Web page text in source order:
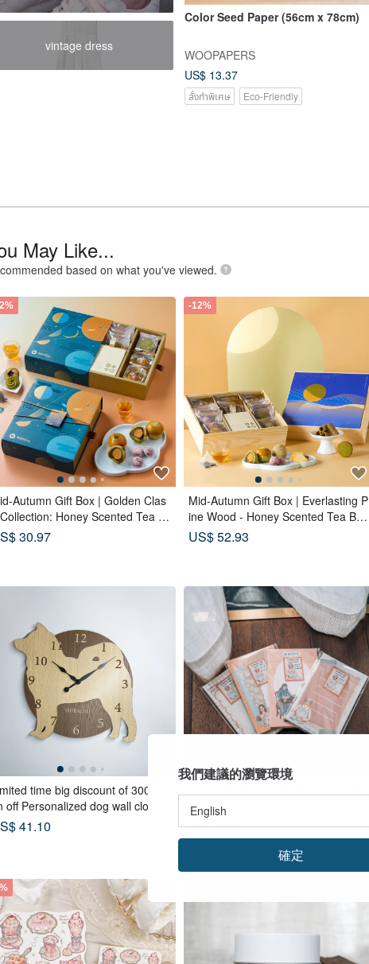
vintage dress
Color Seed Paper (56cm x 78cm)
WOOPAPERS
US$ 13.37
สั่งทำพิเศษ Eco-Friendly
May Like...
based on what you've viewed.
Autumn Gift Box | Golden Clas
Honey Scented Tea B
x Double Tea Yolk Pastry x 12
Biscuits - Lunar Blue
30.97
-12%
Mid-Autumn Gift Box | Everlasting P
ine Wood - Honey Scented Tea Ba
gs x Double Tea Custard Mooncak
es x Tea Pastries (18 pcs) - Azure
US$ 52.93
time big discount of 3000 y
off Personalized dog wall clock
a protruding edge, Shiba Inu, b
silent clock
41.10
of 30 sheets
US$ 6.69
我們建議的瀏覽環境
確定